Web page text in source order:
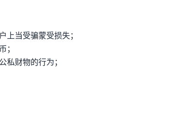
当受骗蒙受损失；
；
私财物的行为；